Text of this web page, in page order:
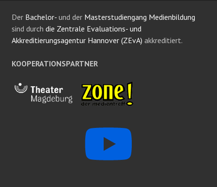
Der Bachelor- und der Masterstudiengang Medienbildung
sind durch die Zentrale Evaluations- und
Akkreditierungsagentur Hannover (ZEvA) akkreditiert.
KOOPERATIONSPARTNER